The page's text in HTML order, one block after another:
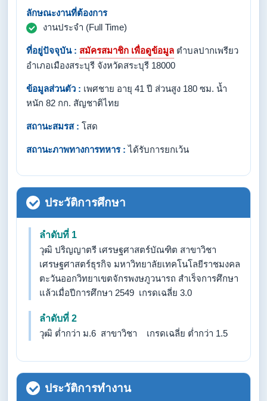
ลักษณะงานที่ต้องการ
งานประจำ (Full Time)
ที่อยู่ปัจจุบัน : สมัครสมาชิก เพื่อดูข้อมูล ตำบลปากเพรียว
อำเภอเมืองสระบุรี จังหวัดสระบุรี 18000
ข้อมูลส่วนตัว : เพศชาย อายุ 41 ปี ส่วนสูง 180 ซม. น้ำ
หนัก 82 กก. สัญชาติไทย
สถานะสมรส : โสด
สถานะภาพทางการทหาร : ได้รับการยกเว้น
ประวัติการศึกษา
ลำดับที่ 1
วุฒิ ปริญญาตรี เศรษฐศาสตร์บัณฑิต สาขาวิชา
เศรษฐศาสตร์ธุรกิจ มหาวิทยาลัยเทคโนโลยีราชมงคล
ตะวันออกวิทยาเขตจักรพงษภูวนารถ สำเร็จการศึกษา
แล้วเมื่อปีการศึกษา 2549 เกรดเฉลี่ย 3.0
ลำดับที่ 2
วุฒิ ต่ำกว่า ม.6 สาขาวิชา เกรดเฉลี่ย ต่ำกว่า 1.5
ประวัติการทำงาน